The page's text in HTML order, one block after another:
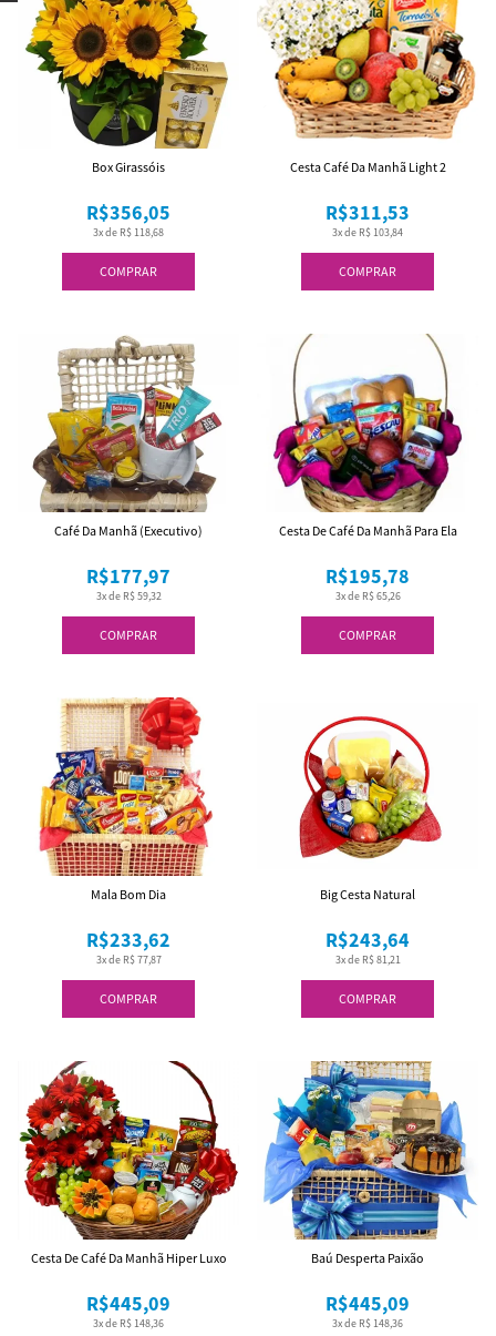
COMPRAR
3x de R$ 118,68
R$356,05
Box Girassóis
COMPRAR
3x de R$ 103,84
R$311,53
Cesta Café Da Manhã Light 2
COMPRAR
3x de R$ 59,32
R$177,97
Café Da Manhã (Executivo)
COMPRAR
3x de R$ 65,26
R$195,78
Cesta De Café Da Manhã Para Ela
COMPRAR
3x de R$ 77,87
R$233,62
Mala Bom Dia
COMPRAR
3x de R$ 81,21
R$243,64
Big Cesta Natural
3x de R$ 148,36
R$445,09
Cesta De Café Da Manhã Hiper Luxo
3x de R$ 148,36
R$445,09
Baú Desperta Paixão